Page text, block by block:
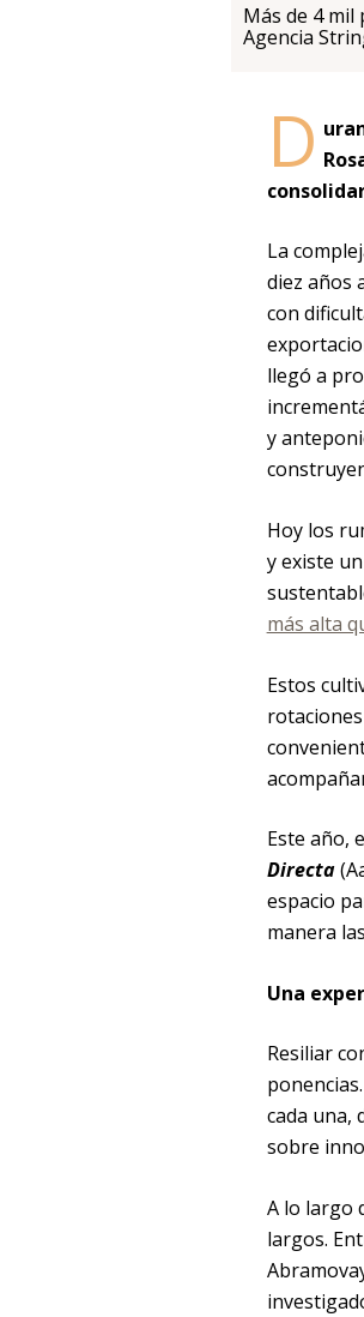
Más de 4
Agencia
D
La
diez años
con
llegó a
y
Hoy los
y existe
más alta
Estos
Este año,
Directa
espacio
manera
Una
Resiliar
cada una,
sobre
A lo largo
largos.